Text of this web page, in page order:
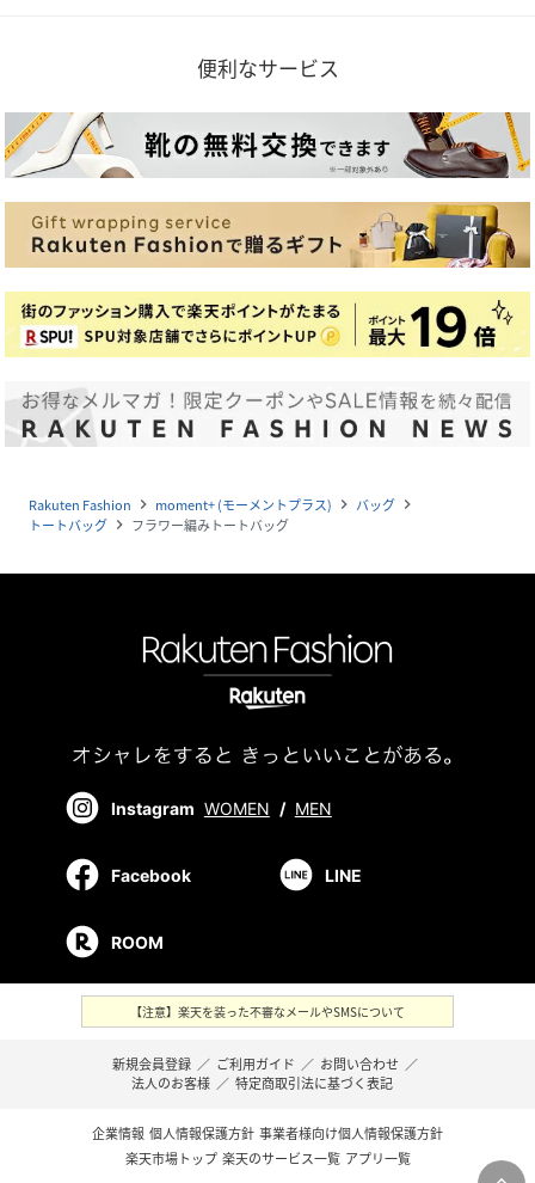
便利なサービス
Rakuten Fashion navigate_next moment+ (モーメントプラス) navigate_next バッグ navigate_next
トートバッグ navigate_next フラワー編みトートバッグ
Instagram WOMEN / MEN
Facebook LINE
ROOM
【注意】楽天を装った不審なメールやSMSについて
新規会員登録 ／ ご利用ガイド ／ お問い合わせ ／
法人のお客様 ／ 特定商取引法に基づく表記
企業情報 個人情報保護方針 事業者様向け個人情報保護方針
楽天市場トップ 楽天のサービス一覧 アプリ一覧